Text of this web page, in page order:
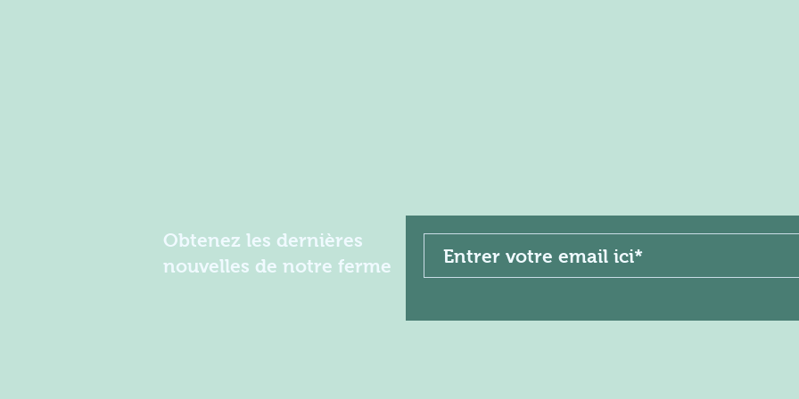
Obtenez les dernières
nouvelles de notre ferme